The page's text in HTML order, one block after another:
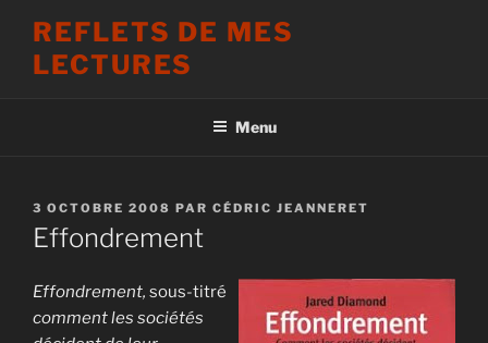
contenu
REFLETS DE MES
LECTURES
Menu
PUBLIÉ
LE
3 OCTOBRE 2008 PAR CÉDRIC JEANNERET
Effondrement
Effondrement, sous-titré
comment les sociétés